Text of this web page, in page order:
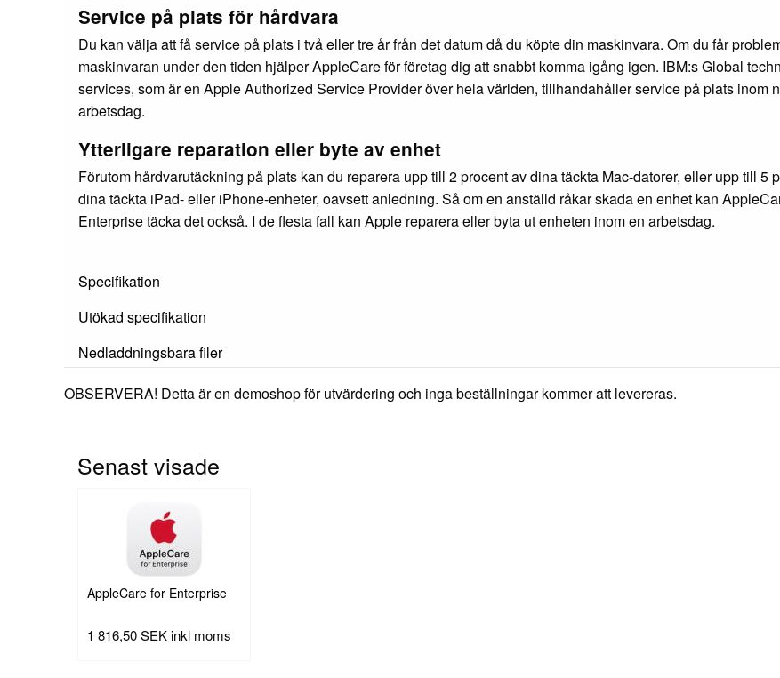
Service på plats för hårdvara
Du kan välja att få service på plats i två eller tre år från det datum då du köpte din maskinvara. Om du får
maskinvaran under den tiden hjälper AppleCare för företag dig att snabbt komma igång igen. IBM:s Global
services, som är en Apple Authorized Service Provider över hela världen, tillhandahåller service på plats inom
arbetsdag.
Ytterligare reparation eller byte av enhet
Förutom hårdvarutäckning på plats kan du reparera upp till 2 procent av dina täckta Mac-datorer, eller upp till 5
dina täckta iPad- eller iPhone-enheter, oavsett anledning. Så om en anställd råkar skada en enhet kan
Enterprise täcka det också. I de flesta fall kan Apple reparera eller byta ut enheten inom en arbetsdag.
Specifikation
Utökad specifikation
Nedladdningsbara filer
OBSERVERA! Detta är en demoshop för utvärdering och inga beställningar kommer att levereras.
Senast visade
AppleCare for Enterprise
1 816,50 SEKinkl moms